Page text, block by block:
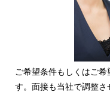
ご希望条件もしくはご
す。面接も当社で調整さ